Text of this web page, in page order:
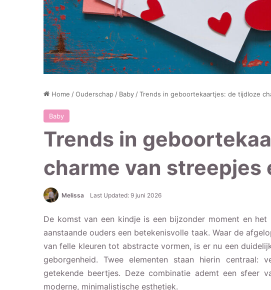
Home /Ouderschap/ Baby/Trends in geboortekaartjes: de tijdloze
Baby
Trends in
charme van streepjes
Melissa Last Updated: 9 juni 2026
De komst van een kindje is een bijzonder moment en
aanstaande ouders een betekenisvolle taak. Waar de
van felle kleuren tot abstracte vormen, is er nu een
geborgenheid. Twee elementen staan hierin centraal:
getekende beertjes. Deze combinatie ademt een sfeer
moderne, minimalistische esthetiek.